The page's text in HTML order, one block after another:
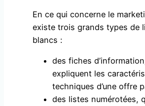
En ce qui concerne le
existe trois grands types de
blancs :
des fiches
expliquent les
techniques d’une offre
des listes numérotées,